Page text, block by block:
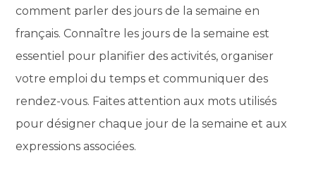
comment parler des jours de la semaine en
français. Connaître les jours de la semaine est
essentiel pour planifier des activités, organiser
votre emploi du temps et communiquer des
rendez-vous. Faites attention aux mots utilisés
pour désigner chaque jour de la semaine et aux
expressions associées.